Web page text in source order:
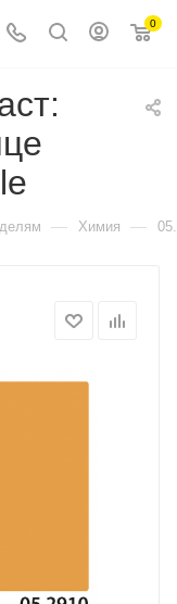
0
— Химия —